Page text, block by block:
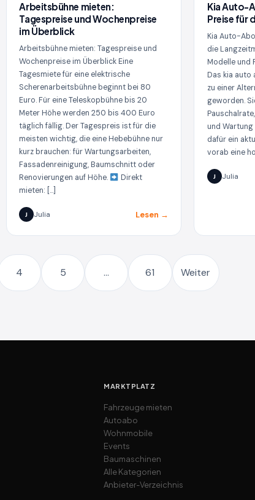
Arbeitsbühne mieten:
Tagespreise und Wochenpreise
im Überblick
Arbeitsbühne mieten: Tagespreise und
Wochenpreise im Überblick Eine
Tagesmiete für eine elektrische
Scherenarbeitsbühne beginnt bei 80
Euro. Für eine Teleskopbühne bis 20
Meter Höhe werden 250 bis 400 Euro
täglich fällig. Der Tagespreis ist für die
meisten wichtig, die eine Hebebühne nur
kurz brauchen: für Wartungsarbeiten,
Fassadenreinigung, Baumschnitt oder
Renovierungen auf Höhe.
Direkt
mieten: […]
J Julia Lesen →
Kia Auto-
Preise für
Kia Auto-
die
Modelle und
Das kia auto
zu einer
geworden.
und
dafür ein
vorab eine
J Julia
4 5 … 61 Weiter
MARKTPLATZ
Fahrzeuge mieten
Autoabo
Wohnmobile
Events
Baumaschinen
Alle Kategorien
Anbieter-Verzeichnis